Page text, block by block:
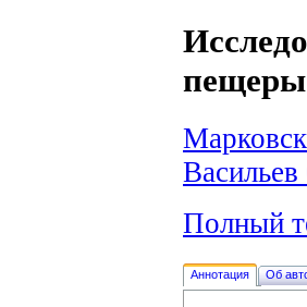
пещеры
Полный
Аннотация Об